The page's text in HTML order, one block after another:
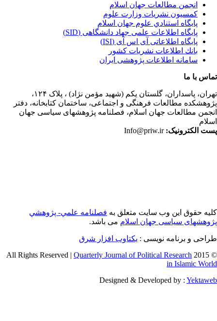
انجمن مطالعات جهان اسلام
کمسیون نشریات وزارت علوم
پايگاه استنادي علوم جهان اسلام
پایگاه اطلاعات علمی جهاد دانشگاهی (SID)
پایگاه اطلاعاتی آی اس آی (ISI)
بانك اطلاعات نشريات كشور
سامانه اطلاعات پژوهشی ایران
با ما
پاسداران، گلستان یکم (شهید مؤمن نژاد) ، پلاک ۱۲۴،
مطالعات فرهنگی و اجتماعی، ساختمان کتابخانه، دفتر
مطالعات جهان اسلام، فصلنامه پژوهشهای سیاسی جهان
الکترونیک:Info@priw.ir
حقوق این وب سایت متعلق بهفصلنامه علمي- پژوهشي
سیاسی جهان اسلاممی باشد.
و برنامه نویسی : یکتاوب افزار شرق
©
Quarterly Journal of Political Research
in Islamic
Designed & Developed by :